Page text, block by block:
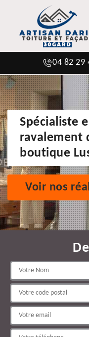
04 82 29
Spécialiste
ravalement
boutique
Voir nos